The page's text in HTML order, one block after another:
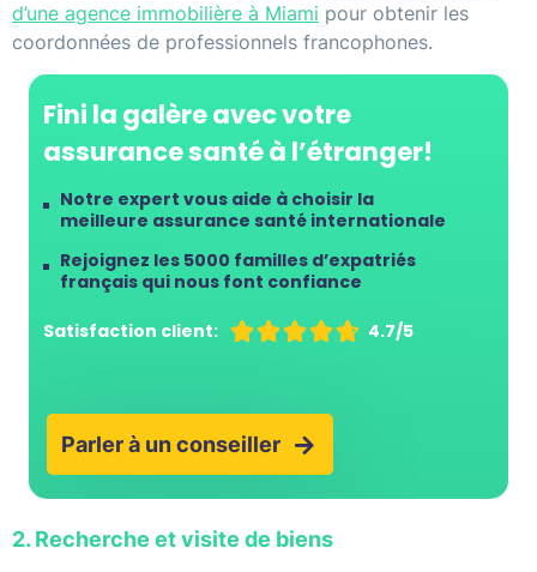
d’une agence immobilière à Miami pour obtenir les
coordonnées de professionnels francophones.
Fini la galère avec votre
assurance santé à l’étranger!
Notre expert vous aide à choisir la
meilleure assurance santé internationale
Rejoignez les 5000 familles d’expatriés
français qui nous font confiance
Satisfaction client:  4.7/5
Parler à un conseiller
2. Recherche et visite de biens